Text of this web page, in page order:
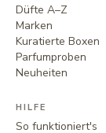
Düfte A–Z
Marken
Kuratierte Boxen
Parfumproben
Neuheiten
HILFE
So funktioniert's